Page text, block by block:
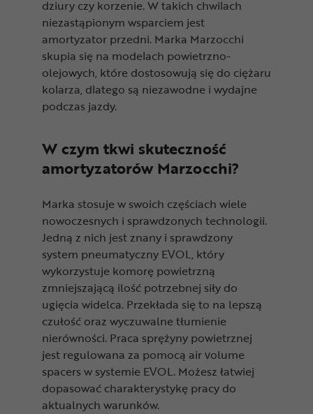
dziury czy korzenie. W takich chwilach
niezastąpionym wsparciem jest
amortyzator przedni. Marka Marzocchi
skupia się na modelach powietrzno-
olejowych, które dostosowują się do ciężaru
kolarza, dlatego są niezawodne i wydajne
podczas jazdy.
W czym tkwi skuteczność
amortyzatorów Marzocchi?
Marka stosuje w swoich częściach wiele
nowoczesnych i sprawdzonych technologii.
Jedną z nich jest znany i sprawdzony
system pneumatyczny EVOL, który
wykorzystuje komorę powietrzną
zmniejszającą ilość potrzebnej siły do
ugięcia widelca. Przekłada się to na lepszą
czułość oraz wyczuwalne tłumienie
nierówności. Praca sprężyny powietrznej
jest regulowana za pomocą air volume
spacers w systemie EVOL. Możesz łatwiej
dopasować charakterystykę pracy do
aktualnych warunków.